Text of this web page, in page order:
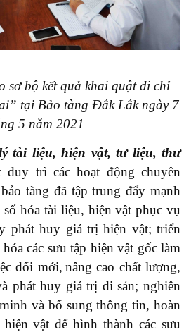
sơ bộ kết quả khai quật di chỉ
tại Bảo tàng Đắk Lắk ngày 7
5 năm 2021
tài liệu, hiện vật, tư liệu, thư
duy trì các hoạt động chuyên
tàng đã tập trungđẩy mạnh
số hóa tài liệu, hiện vật phục vụ
phát huy giá trị hiện vật; triển
các sưu tập hiện vật gốc làm
đổi mới, nâng cao chất lượng,
phát huy giá trị di sản; nghiên
và bổ sung thông tin, hoàn
vật để hình thành các sưu